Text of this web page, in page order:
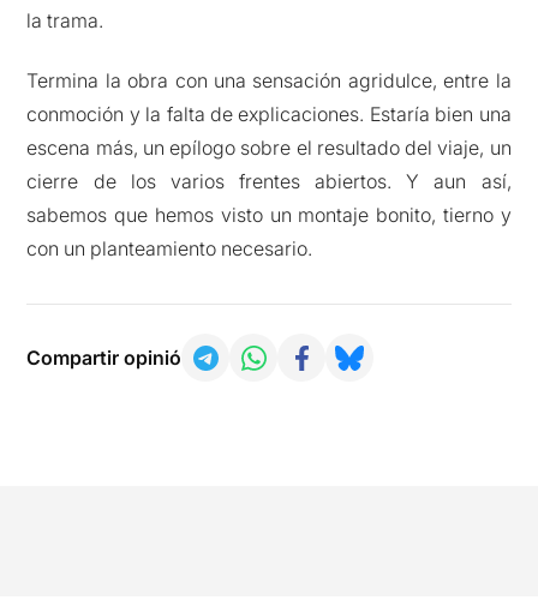
la trama.
Termina la obra con una sensación agridulce, entre la
conmoción y la falta de explicaciones. Estaría bien una
escena más, un epílogo sobre el resultado del viaje, un
cierre de los varios frentes abiertos. Y aun así,
sabemos que hemos visto un montaje bonito, tierno y
con un planteamiento necesario.
Compartir opinió